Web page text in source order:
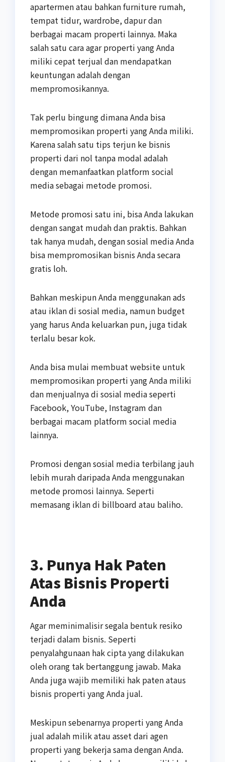
apartermen atau bahkan furniture rumah,
tempat tidur, wardrobe, dapur dan
berbagai macam properti lainnya. Maka
salah satu cara agar properti yang Anda
miliki cepat terjual dan mendapatkan
keuntungan adalah dengan
mempromosikannya.
Tak perlu bingung dimana Anda bisa
mempromosikan properti yang Anda miliki.
Karena salah satu tips terjun ke bisnis
properti dari nol tanpa modal adalah
dengan memanfaatkan platform social
media sebagai metode promosi.
Metode promosi satu ini, bisa Anda lakukan
dengan sangat mudah dan praktis. Bahkan
tak hanya mudah, dengan sosial media Anda
bisa mempromosikan bisnis Anda secara
gratis loh.
Bahkan meskipun Anda menggunakan ads
atau iklan di sosial media, namun budget
yang harus Anda keluarkan pun, juga tidak
terlalu besar kok.
Anda bisa mulai membuat website untuk
mempromosikan properti yang Anda miliki
dan menjualnya di sosial media seperti
Facebook, YouTube, Instagram dan
berbagai macam platform social media
lainnya.
Promosi dengan sosial media terbilang jauh
lebih murah daripada Anda menggunakan
metode promosi lainnya. Seperti
memasang iklan di billboard atau baliho.
3. Punya Hak Paten
Atas Bisnis Properti
Anda
Agar meminimalisir segala bentuk resiko
terjadi dalam bisnis. Seperti
penyalahgunaan hak cipta yang dilakukan
oleh orang tak bertanggung jawab. Maka
Anda juga wajib memiliki hak paten ataus
bisnis properti yang Anda jual.
Meskipun sebenarnya properti yang Anda
jual adalah milik atau asset dari agen
properti yang bekerja sama dengan Anda.